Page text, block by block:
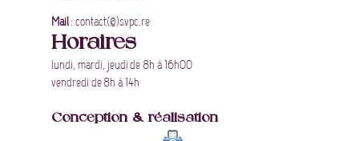
Mail: contact(@)svpc.re
Horaires
lundi, mardi, jeudi de 8h à 16h00
vendredi de 8h à 14h
Conception & réalisation